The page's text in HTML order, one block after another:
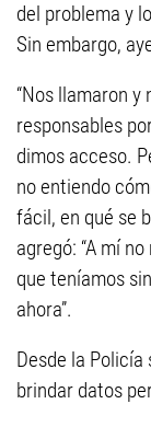
del problema y
Sin embargo,
“Nos llamaron y
responsables
dimos acceso.
no entiendo
fácil, en qué se
agregó: “A mí
que teníamos
ahora”.
Desde la
brindar datos